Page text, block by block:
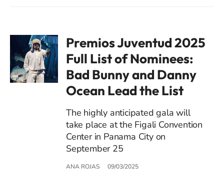
Premios Juventud 2025
Full List of Nominees:
Bad Bunny and Danny
Ocean Lead the List
The highly anticipated gala will
take place at the Figali Convention
Center in Panama City on
September 25
ANA ROJAS 09/03/2025